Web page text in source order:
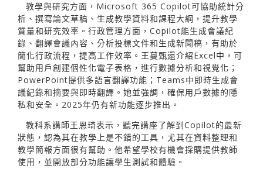
教學與研究方面，Microsoft 365 Copilot可協助統計分
析、撰寫論文草稿、生成教學資料和課程大綱，提升教學
質量和研究效率。行政管理方面，Copilot能生成會議紀
錄、翻譯會議內容、分析投標文件和生成新聞稿，有助於
簡化行政流程，提高工作效率。王蔓甄還介紹Excel中，可
幫助用戶創建個性化電子表格，進行數據分析和視覺化；
PowerPoint提供多語言翻譯功能；Teams中即時生成會
議紀錄和摘要與即時翻譯。她並強調，確保用戶數據的隱
私和安全。2025年仍有新功能逐步推出。
教科系講師王恩琦表示，聽完講座了解到Copilot的最新
狀態，認為其在教學上是不錯的工具，尤其在資料整理和
教學簡報方面很有幫助。他希望學校有機會採購提供教師
使用，並開放部分功能讓學生測試和體驗。